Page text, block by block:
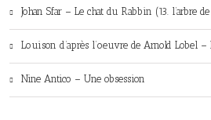
Johan Sfar – Le chat du Rabbin (13. l’arbre
Louison d’après l’oeuvre de Arnold Lobel –
Nine Antico – Une obsession